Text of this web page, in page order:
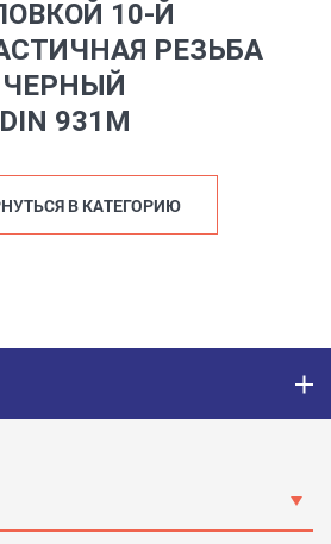
10-Й
РЕЗЬБА
ЧЕРНЫЙ
DIN 931M
В КАТЕГОРИЮ